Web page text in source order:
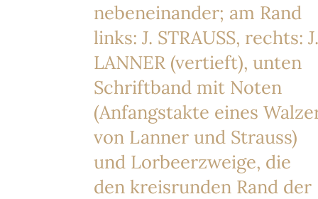
nebeneinander; am Rand
links: J. STRAUSS, rechts: J.
LANNER (vertieft), unten
Schriftband mit Noten
(Anfangstakte eines
von Lanner und Strauss)
und Lorbeerzweige, die
den kreisrunden Rand der